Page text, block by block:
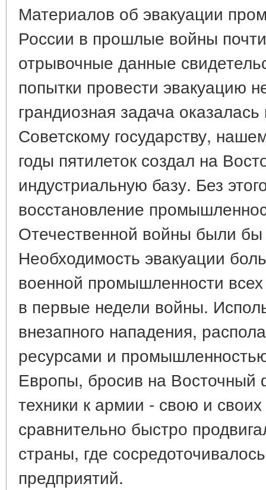
Материалов об эвакуации
России в прошлые войны
отрывочные данные
попытки провести эвакуацию
грандиозная задача
Советскому государству,
годы пятилеток создал на
индустриальную базу. Без
восстановление
Отечественной войны были
Необходимость эвакуации
военной промышленности
в первые недели войны.
внезапного нападения,
ресурсами и
Европы, бросив на
техники к армии - свою и
сравнительно быстро
страны, где
предприятий.